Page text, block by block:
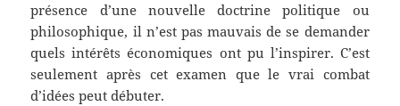
présence d’une nouvelle doctrine politique ou
philosophique, il n’est pas mauvais de se demander
quels intérêts économiques ont pu l’inspirer. C’est
seulement après cet examen que le vrai combat
d’idées peut débuter.